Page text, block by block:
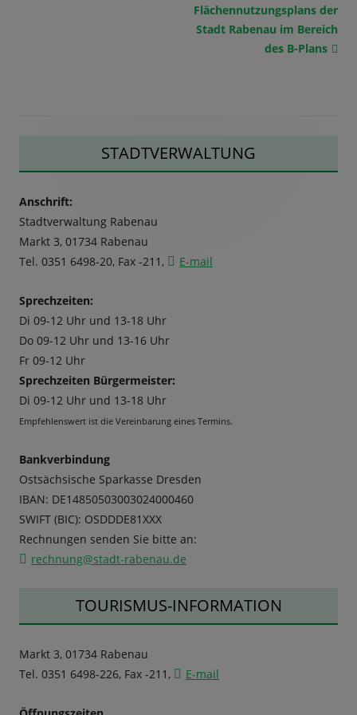
Flächennutzungsplans der
Stadt Rabenau im Bereich
des B-Plans
STADTVERWALTUNG
Anschrift:
Stadtverwaltung Rabenau
Markt 3, 01734 Rabenau
Tel. 0351 6498-20, Fax -211,
E-mail
Sprechzeiten:
Di 09-12 Uhr und 13-18 Uhr
Do 09-12 Uhr und 13-16 Uhr
Fr 09-12 Uhr
Sprechzeiten Bürgermeister:
Di 09-12 Uhr und 13-18 Uhr
Empfehlenswert ist die Vereinbarung eines Termins.
Bankverbindung
Ostsächsische Sparkasse Dresden
IBAN: DE14850503003024000460
SWIFT (BIC): OSDDDE81XXX
Rechnungen senden Sie bitte an:
rechnung@stadt-rabenau.de
TOURISMUS-INFORMATION
Markt 3, 01734 Rabenau
Tel. 0351 6498-226, Fax -211,
E-mail